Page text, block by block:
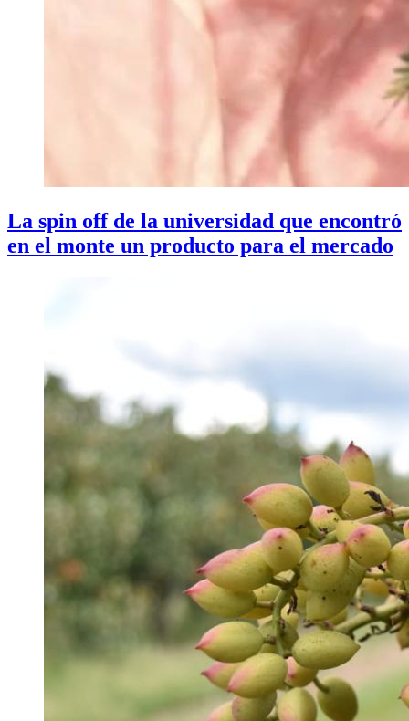
La spin off de la universidad que encontró
en el monte un producto para el mercado